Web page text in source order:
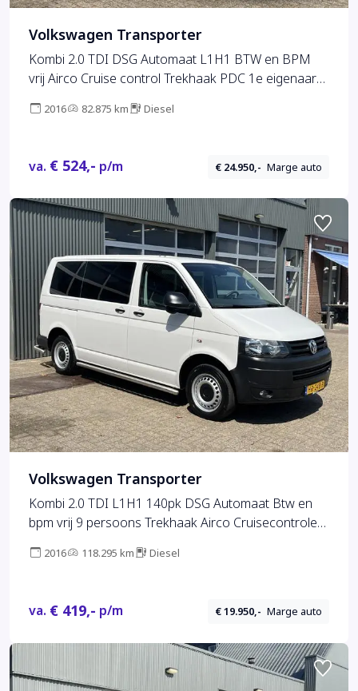
Volkswagen Transporter
Kombi 2.0 TDI DSG Automaat L1H1 BTW en BPM
vrij Airco Cruise control Trekhaak PDC 1e eigenaar
Groepsvervoer Taxi
2016 82.875 km Diesel
va. € 524,- p/m € 24.950,- Marge auto
Volkswagen Transporter
Kombi 2.0 TDI L1H1 140pk DSG Automaat Btw en
bpm vrij 9 persoons Trekhaak Airco Cruisecontrole
Euro 5 Groeps vervoer Taxi Personenbus Tourer
2016 118.295 km Diesel
va. € 419,- p/m € 19.950,- Marge auto